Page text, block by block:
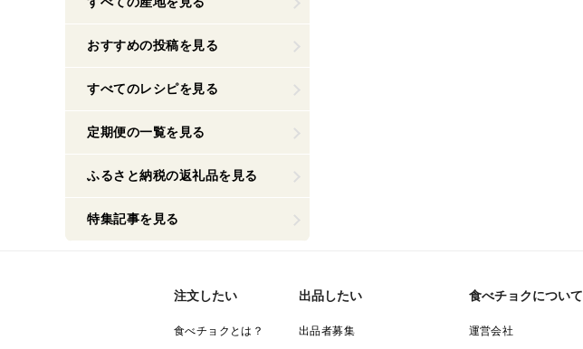
おすすめの投稿を見る
すべてのレシピを見る
定期便の一覧を見る
ふるさと納税の返礼品を見る
特集記事を見る
注文したい
食べチョクとは？
出品したい
出品者募集
食べチョクについて
運営会社